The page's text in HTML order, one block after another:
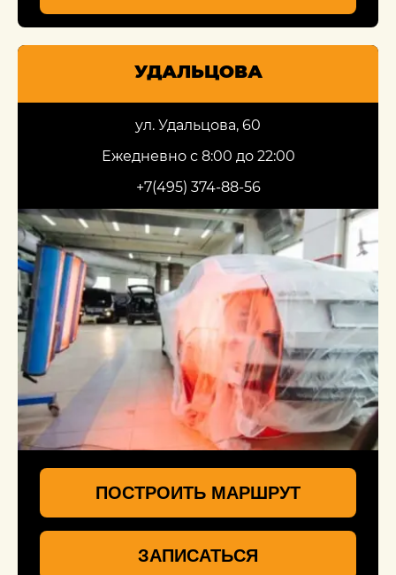
УДАЛЬЦОВА
ул. Удальцова, 60
Ежедневно с 8:00 до 22:00
+7(495) 374-88-56
ПОСТРОИТЬ МАРШРУТ
ЗАПИСАТЬСЯ